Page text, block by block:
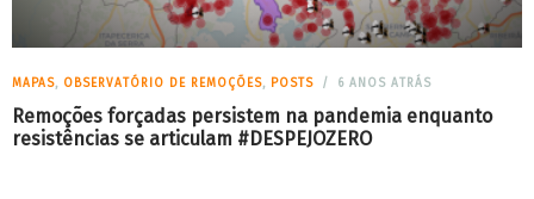
MAPAS, OBSERVATÓRIO DE REMOÇÕES, POSTS 6 ANOS ATRÁS
Remoções forçadas persistem na pandemia enquanto
resistências se articulam #DESPEJOZERO